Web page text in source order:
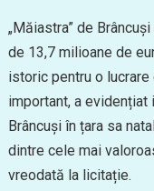
„Măiastra” de
de 13,7 milioane de
istoric pentru o lucrare
important, a
Brâncuși în țara sa
dintre cele mai
vreodată la licitație.